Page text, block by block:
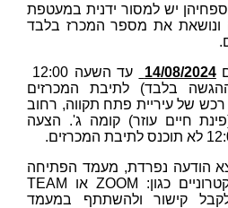
יש למסור ידנית במעטפת
ונושאת את מספר המכרז בלבד
14/08/2024
בלבד) לתיבת המכרזים
של עיריית פתח תקווה, רחוב
השנייה 1 (פינת חיים עוזר) קומה ג'. הצעה
הודעה נפרדת, מעמד הפתיחה
כגון:
ZOOM או
TEAM
לקבל קישור ולהשתתף במעמד